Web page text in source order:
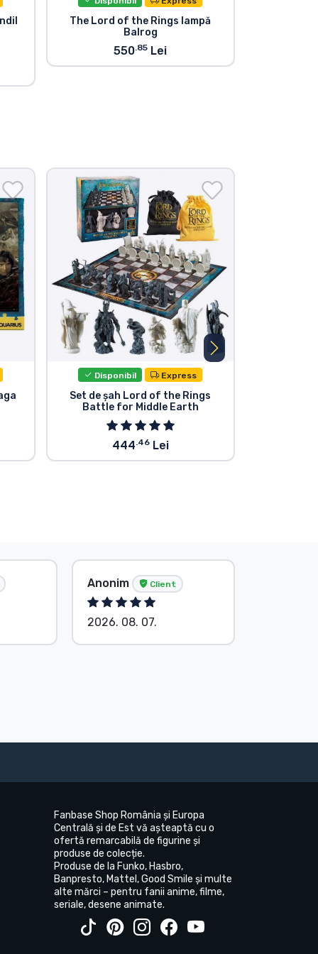
The Lord of the Rings lampă
Balrog
550.85 Lei
Disponibil Express
Set de șah Lord of the Rings
Battle for Middle Earth
444.46Lei
Anonim Client
2026. 08. 07.
Fanbase Shop România și Europa
Centrală și de Est vă așteaptă cu o
ofertă remarcabilă de figurine și
produse de colecție.
Produse de la Funko, Hasbro,
Banpresto, Mattel, Good Smile și multe
alte mărci – pentru fanii anime, filme,
seriale, desene animate.